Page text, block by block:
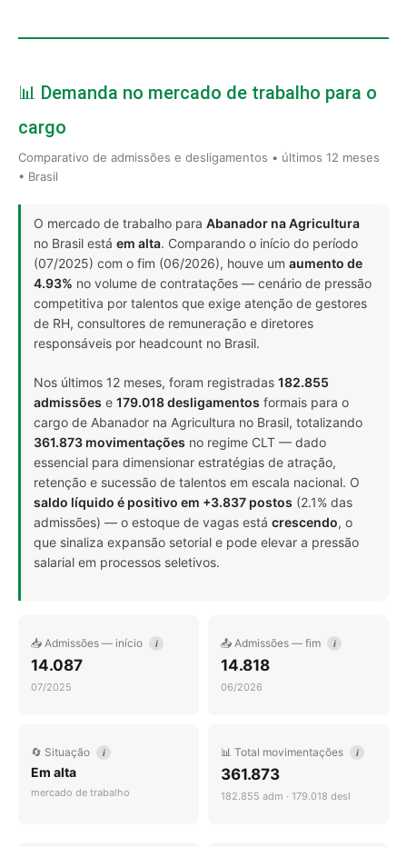
📊 Demanda no mercado de trabalho para o
cargo
Comparativo de admissões e desligamentos • últimos 12 meses
• Brasil
O mercado de trabalho para Abanador na Agricultura
no Brasil está em alta. Comparando o início do período
(07/2025) com o fim (06/2026), houve um aumento de
4.93% no volume de contratações — cenário de pressão
competitiva por talentos que exige atenção de gestores
de RH, consultores de remuneração e diretores
responsáveis por headcount no Brasil.
Nos últimos 12 meses, foram registradas 182.855
admissões e 179.018 desligamentos formais para o
cargo de Abanador na Agricultura no Brasil, totalizando
361.873 movimentações no regime CLT — dado
essencial para dimensionar estratégias de atração,
retenção e sucessão de talentos em escala nacional. O
saldo líquido é positivo em +3.837 postos (2.1% das
admissões) — o estoque de vagas está crescendo, o
que sinaliza expansão setorial e pode elevar a pressão
salarial em processos seletivos.
📥 Admissões — início i
14.087
07/2025
📤 Admissões — fim i
14.818
06/2026
🔄 Situação i
Em alta
mercado de trabalho
📊 Total movimentações i
361.873
182.855 adm · 179.018 desl